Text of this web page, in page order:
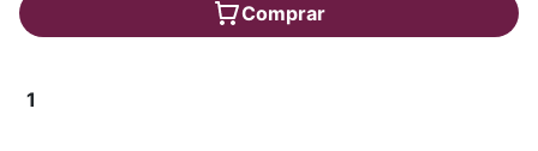
Comprar
1